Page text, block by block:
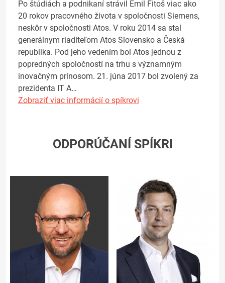
Po štúdiách a podnikaní strávil Emil Fitoš viac ako
20 rokov pracovného života v spoločnosti Siemens,
neskôr v spoločnosti Atos. V roku 2014 sa stal
generálnym riaditeľom Atos Slovensko a Česká
republika. Pod jeho vedením bol Atos jednou z
popredných spoločností na trhu s významným
inovačným prínosom. 21. júna 2017 bol zvolený za
prezidenta IT A…
Zobraziť viac informácií o spíkrovi
ODPORÚČANÍ SPÍKRI